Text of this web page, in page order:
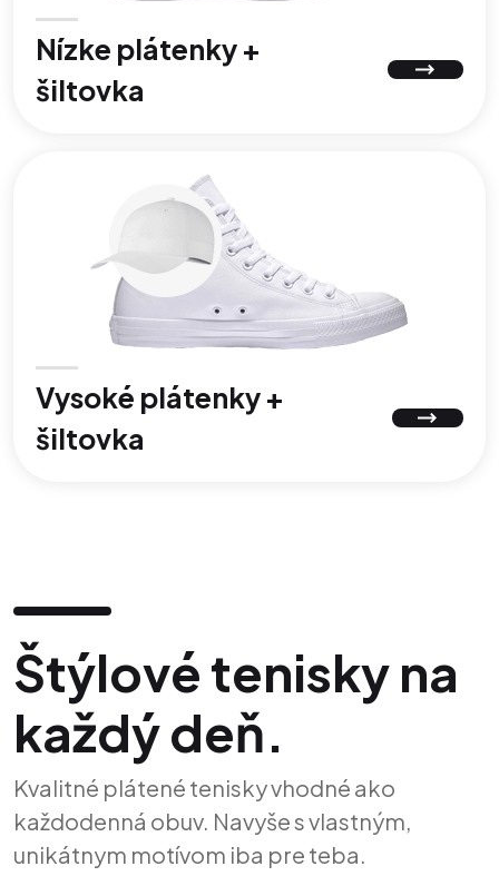
Nízke plátenky +
šiltovka
Vysoké plátenky +
šiltovka
Štýlové tenisky na
každý deň.
Kvalitné plátené tenisky vhodné ako
každodenná obuv. Navyše s vlastným,
unikátnym motívom iba pre teba.